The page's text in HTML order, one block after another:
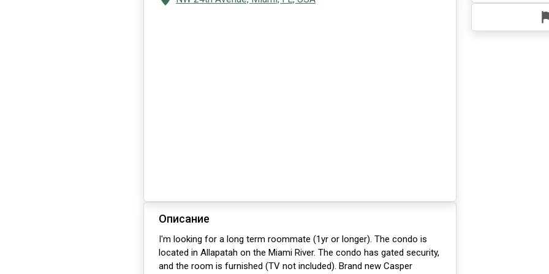
Описание
I'm looking for a long term roommate (1yr or longer). The condo is
located in Allapatah on the Miami River. The condo has gated security,
and the room is furnished (TV not included). Brand new Casper